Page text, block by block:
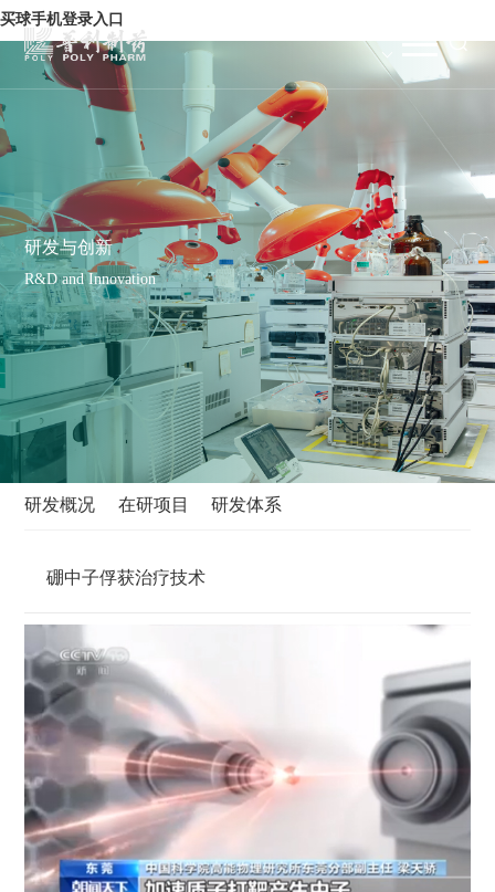
买球手机登录入口
研发与创新
R&D and Innovation
研发概况 在研项目 研发体系
硼中子俘获治疗技术